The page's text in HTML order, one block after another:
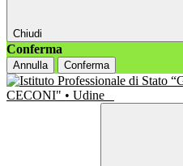
Chiudi
Conferma
Annulla Conferma
CECONI" • Udine